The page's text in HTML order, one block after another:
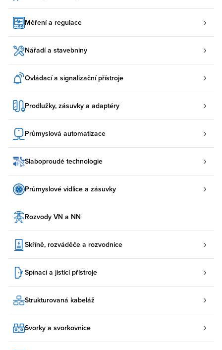
Měření a regulace
Nářadí a stavebniny
Ovládací a signalizační přístroje
Prodlužky, zásuvky a adaptéry
Průmyslová automatizace
Slaboproudé technologie
Průmyslové vidlice a zásuvky
Rozvody VN a NN
Skříně, rozváděče a rozvodnice
Spínací a jistící přístroje
Strukturovaná kabeláž
Svorky a svorkovnice